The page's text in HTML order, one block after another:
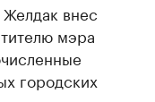
внес
мэра
городских